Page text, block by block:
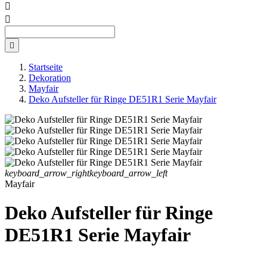



Startseite
Dekoration
Mayfair
Deko Aufsteller für Ringe DE51R1 Serie Mayfair
keyboard_arrow_rightkeyboard_arrow_left
Mayfair
Deko Aufsteller für Ringe
DE51R1 Serie Mayfair